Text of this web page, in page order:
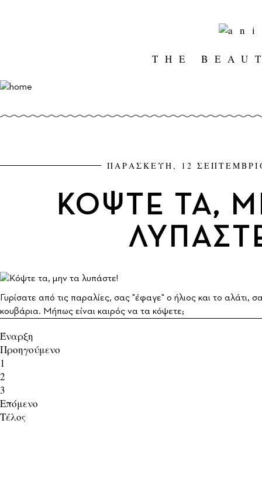
THE
ΠΑΡΑΣΚΕΥΗ, 12
ΚΟΨΤΕ ΤΑ,
Γυρίσατε από τις παραλίες, σας "έφαγε" ο ήλιος και το αλάτι,
κουβάρια. Μήπως είναι καιρός να τα κόψετε;
Έναρξη
Προηγούμενο
1
2
3
Επόμενο
Τέλος